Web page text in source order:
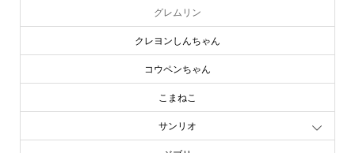
グレムリン
クレヨンしんちゃん
コウペンちゃん
こまねこ
サンリオ